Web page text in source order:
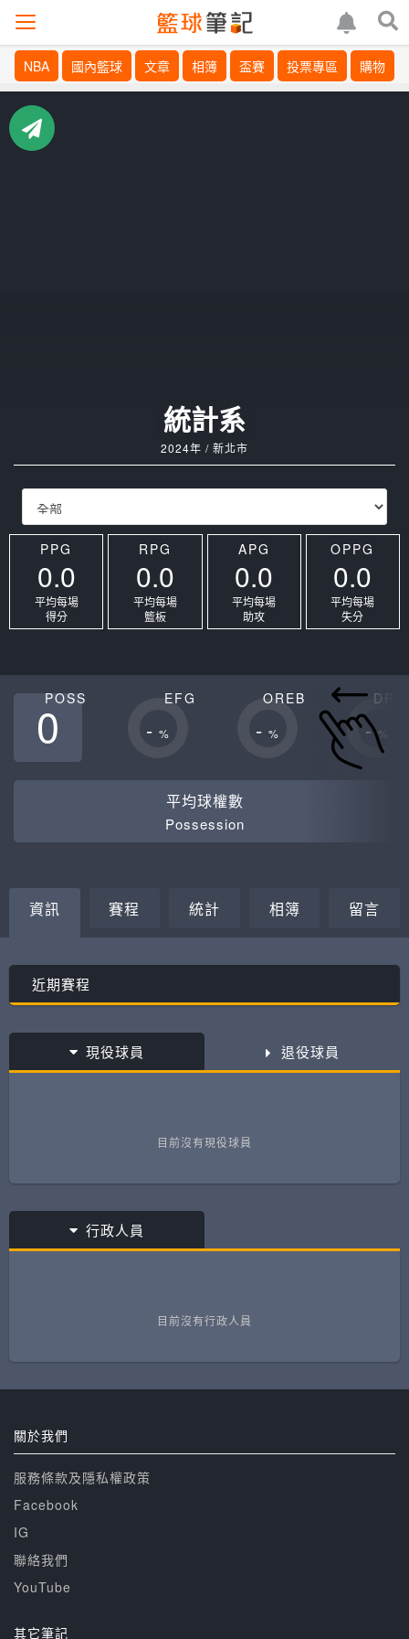
NBA 國內籃球 文章 相簿 盃賽 投票專區 購物
統計系
2024年 / 新北市
PPG
0.0
平均每場
得分
RPG
0.0
平均每場
籃板
APG
0.0
平均每場
助攻
OPPG
0.0
平均每場
失分
POSS
0 EFG
- %
OREB
- % -%
平均球權數
Possession
資訊 賽程 統計 相簿 留言
近期賽程
現役球員 退役球員
目前沒有現役球員
行政人員
目前沒有行政人員
關於我們
服務條款及隱私權政策
Facebook
IG
聯絡我們
YouTube
其它筆記